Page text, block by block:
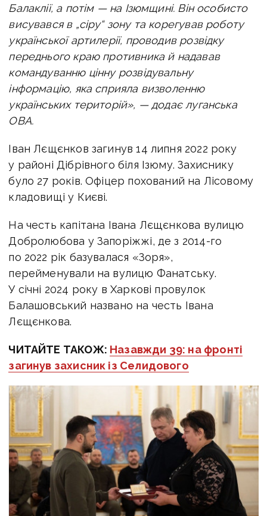
Балаклії, а потім — на Ізюмщині. Він особисто
висувався в „сіру“ зону та корегував роботу
української артилерії, проводив розвідку
переднього краю противника й надавав
командуванню цінну розвідувальну
інформацію, яка сприяла визволенню
українських територій», — додає луганська
ОВА.
Іван Лєщєнков загинув 14 липня 2022 року
у районі Дібрівного біля Ізюму. Захиснику
було 27 років.Офіцер похований на Лісовому
кладовищі у Києві.
На честь капітана Івана Лєщєнкова вулицю
Добролюбова у Запоріжжі, де з 2014-го
по 2022 рік базувалася «Зоря»,
перейменували на вулицю Фанатську.
У січні 2024 року в Харкові провулок
Балашовський названо на честь Івана
Лєщєнкова.
ЧИТАЙТЕ ТАКОЖ: Назавжди 39: на фронті
загинув захисник із Селидового